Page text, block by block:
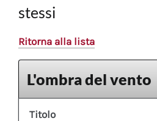
stessi
Ritorna alla lista
L'ombra del vento
Titolo